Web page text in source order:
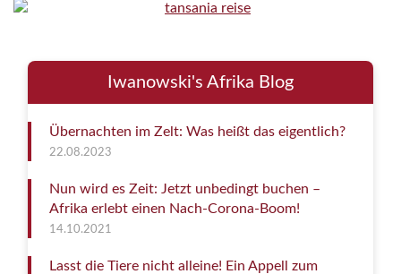
Iwanowski's Afrika Blog
Übernachten im Zelt: Was heißt das eigentlich?
22.08.2023
Nun wird es Zeit: Jetzt unbedingt buchen –
Afrika erlebt einen Nach-Corona-Boom!
14.10.2021
Lasst die Tiere nicht alleine! Ein Appell zum